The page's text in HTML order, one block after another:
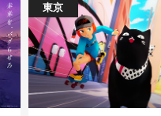
東京